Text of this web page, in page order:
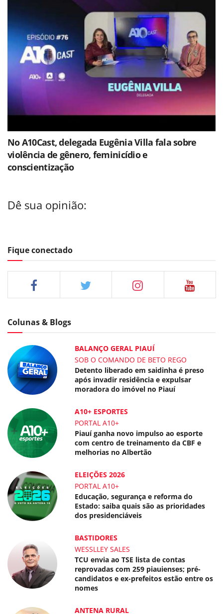
No A10Cast, delegada Eugênia Villa fala sobre
violência de gênero, feminicídio e
conscientização
Dê sua opinião:
Fique conectado
Colunas & Blogs
BALANÇO GERAL PIAUÍ
SOB O COMANDO DE BETO REGO
Detento liberado em saidinha é preso
após invadir residência e expulsar
moradora do imóvel no Piauí
A10+ ESPORTES
PORTAL A10+
Piauí ganha novo impulso ao esporte
com centro de treinamento da CBF e
melhorias no Albertão
ELEIÇÕES 2026
PORTAL A10+
Educação, segurança e reforma do
Estado: saiba quais são as prioridades
dos presidenciáveis
BASTIDORES
WESSLLEY SALES
TCU envia ao TSE lista de contas
reprovadas com 259 piauienses; pré-
candidatos e ex-prefeitos estão entre os
nomes
ANTENA RURAL